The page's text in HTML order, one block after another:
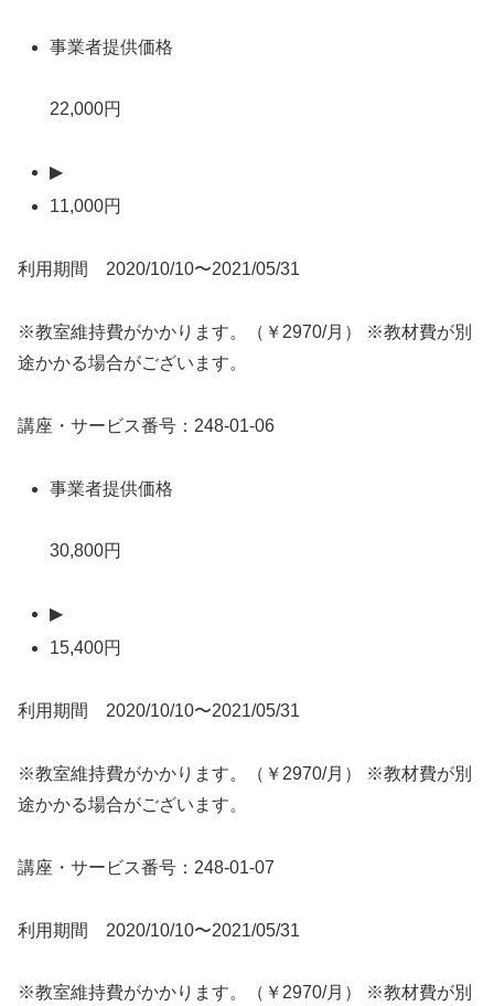
事業者提供価格
22,000円
▶
11,000円
利用期間 2020/10/10〜2021/05/31
※教室維持費がかかります。（￥2970/月） ※教材費が別
途かかる場合がございます。
講座・サービス番号：248-01-06
事業者提供価格
30,800円
▶
15,400円
利用期間 2020/10/10〜2021/05/31
※教室維持費がかかります。（￥2970/月） ※教材費が別
途かかる場合がございます。
講座・サービス番号：248-01-07
利用期間 2020/10/10〜2021/05/31
※教室維持費がかかります。（￥2970/月） ※教材費が別